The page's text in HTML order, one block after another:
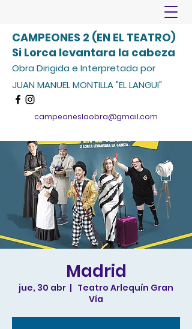
CAMPEONES 2 (EN EL TEATRO)
Si Lorca levantara la cabeza
Obra Dirigida e Interpretada por
JUAN MANUEL MONTILLA "EL LANGUI"
campeoneslaobra@gmail.com
Madrid
jue, 30 abr
  |
Teatro Arlequín Gran
Vía